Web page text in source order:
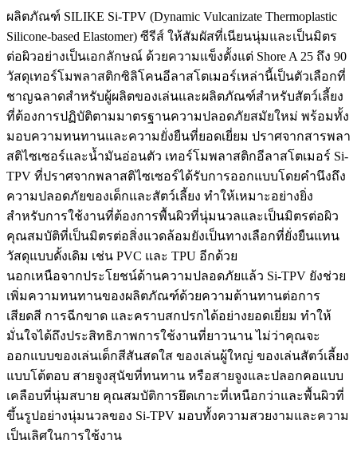
ผลิตภัณฑ์ SILIKE Si-TPV (Dynamic Vulcanizate Thermoplastic
Silicone-based Elastomer) ซีรีส์ ให้สัมผัสที่เนียนนุ่มและเป็นมิตร
ต่อผิวอย่างเป็นเอกลักษณ์ ด้วยความแข็งตั้งแต่ Shore A 25 ถึง 90
วัสดุเทอร์โมพลาสติกซิลิโคนอีลาสโตเมอร์เหล่านี้เป็นตัวเลือกที่
ชาญฉลาดสำหรับผู้ผลิตของเล่นและผลิตภัณฑ์สำหรับสัตว์เลี้ยง
ที่ต้องการปฏิบัติตามมาตรฐานความปลอดภัยสมัยใหม่ พร้อมทั้ง
มอบความทนทานและความยั่งยืนที่ยอดเยี่ยม ปราศจากสารพลา
สติไซเซอร์และน้ำมันอ่อนตัว เทอร์โมพลาสติกอีลาสโตเมอร์ Si-
TPV ที่ปราศจากพลาสติไซเซอร์ได้รับการออกแบบโดยคำนึงถึง
ความปลอดภัยของเด็กและสัตว์เลี้ยง ทำให้เหมาะอย่างยิ่ง
สำหรับการใช้งานที่ต้องการพื้นผิวที่นุ่มนวลและเป็นมิตรต่อผิว
คุณสมบัติที่เป็นมิตรต่อสิ่งแวดล้อมยังเป็นทางเลือกที่ยั่งยืนแทน
วัสดุแบบดั้งเดิม เช่น PVC และ TPU อีกด้วย
นอกเหนือจากประโยชน์ด้านความปลอดภัยแล้ว Si-TPV ยังช่วย
เพิ่มความทนทานของผลิตภัณฑ์ด้วยความต้านทานต่อการ
เสียดสี การฉีกขาด และคราบสกปรกได้อย่างยอดเยี่ยม ทำให้
มั่นใจได้ถึงประสิทธิภาพการใช้งานที่ยาวนาน ไม่ว่าคุณจะ
ออกแบบของเล่นเด็กสีสันสดใส ของเล่นผู้ใหญ่ ของเล่นสัตว์เลี้ยง
แบบโต้ตอบ สายจูงสุนัขที่ทนทาน หรือสายจูงและปลอกคอแบบ
เคลือบที่นุ่มสบาย คุณสมบัติการยึดเกาะที่เหนือกว่าและพื้นผิวที่
ขึ้นรูปอย่างนุ่มนวลของ Si-TPV มอบทั้งความสวยงามและความ
เป็นเลิศในการใช้งาน